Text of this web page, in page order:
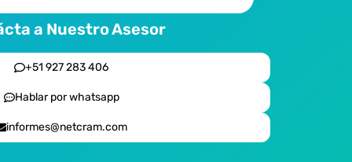
a Nuestro Asesor
+51 927 283 406
Hablar por whatsapp
informes@netcram.com